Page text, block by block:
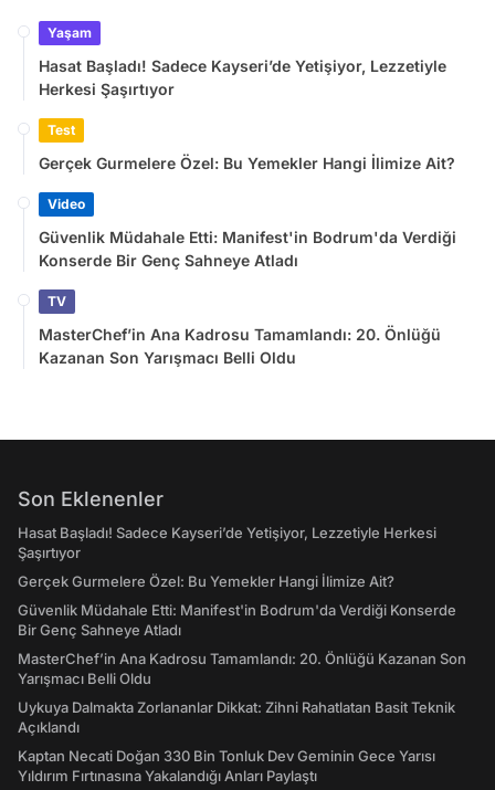
Yaşam
Hasat Başladı! Sadece Kayseri’de Yetişiyor, Lezzetiyle
Herkesi Şaşırtıyor
Test
Gerçek Gurmelere Özel: Bu Yemekler Hangi İlimize Ait?
Video
Güvenlik Müdahale Etti: Manifest'in Bodrum'da Verdiği
Konserde Bir Genç Sahneye Atladı
TV
MasterChef’in Ana Kadrosu Tamamlandı: 20. Önlüğü
Kazanan Son Yarışmacı Belli Oldu
Son Eklenenler
Hasat Başladı! Sadece Kayseri’de Yetişiyor, Lezzetiyle Herkesi
Şaşırtıyor
Gerçek Gurmelere Özel: Bu Yemekler Hangi İlimize Ait?
Güvenlik Müdahale Etti: Manifest'in Bodrum'da Verdiği Konserde
Bir Genç Sahneye Atladı
MasterChef’in Ana Kadrosu Tamamlandı: 20. Önlüğü Kazanan Son
Yarışmacı Belli Oldu
Uykuya Dalmakta Zorlananlar Dikkat: Zihni Rahatlatan Basit Teknik
Açıklandı
Kaptan Necati Doğan 330 Bin Tonluk Dev Geminin Gece Yarısı
Yıldırım Fırtınasına Yakalandığı Anları Paylaştı